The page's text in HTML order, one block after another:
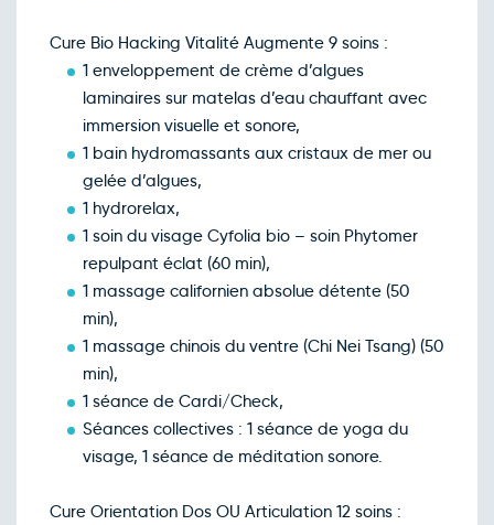
Cure Bio Hacking Vitalité Augmente 9 soins :
1 enveloppement de crème d’algues
laminaires sur matelas d’eau chauffant avec
immersion visuelle et sonore,
1 bain hydromassants aux cristaux de mer ou
gelée d’algues,
1 hydrorelax,
1 soin du visage Cyfolia bio – soin Phytomer
repulpant éclat (60 min),
1 massage californien absolue détente (50
min),
1 massage chinois du ventre (Chi Nei Tsang) (50
min),
1 séance de Cardi/Check,
Séances collectives : 1 séance de yoga du
visage, 1 séance de méditation sonore.
Cure Orientation Dos OU Articulation 12 soins :